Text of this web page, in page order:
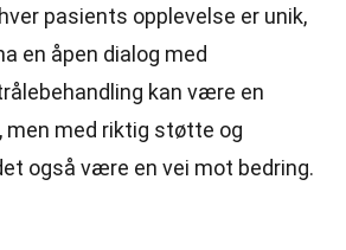
pasients opplevelse er unik,
en åpen dialog med
kan være en
men med riktig støtte og
også være en vei mot bedring.